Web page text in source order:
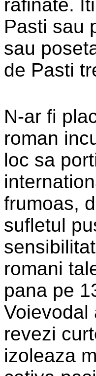
rafinate.
Pasti sau
sau
de Pasti
N-ar fi
roman
loc sa
frumoas,
sufletul
romani
pana pe
Voievodal
revezi
izoleaza